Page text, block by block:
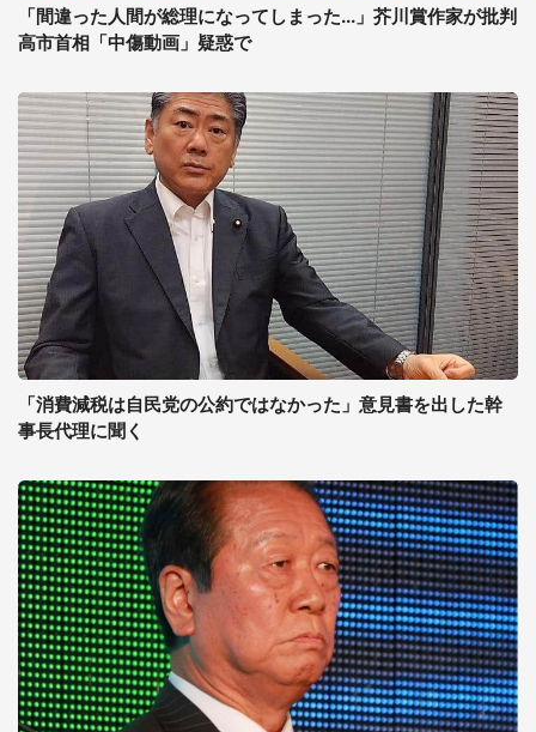
「間違った人間が総理になってしまった...」芥川賞作家が批判
高市首相「中傷動画」疑惑で
「消費減税は自民党の公約ではなかった」意見書を出した幹
事長代理に聞く